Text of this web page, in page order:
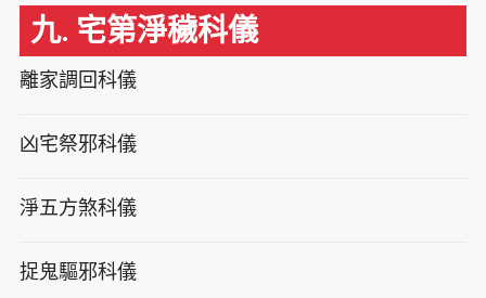
九. 宅第淨穢科儀
離家調回科儀
凶宅祭邪科儀
淨五方煞科儀
捉鬼驅邪科儀